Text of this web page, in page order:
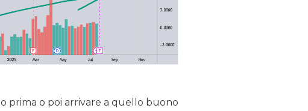
prima o poi arrivare a quello buono